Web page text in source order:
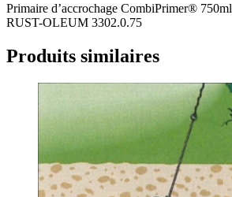
Primaire d’accrochage CombiPrimer® 750ml
RUST-OLEUM 3302.0.75
Produits similaires